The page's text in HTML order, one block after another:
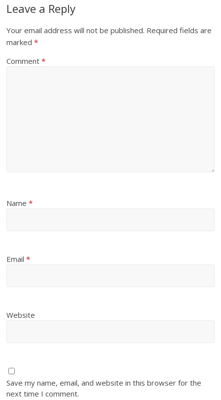
Leave a Reply
Your email address will not be published. Required fields are
marked*
Comment*
Name*
Email*
Website
Save my name, email, and website in this browser for the
next time I comment.